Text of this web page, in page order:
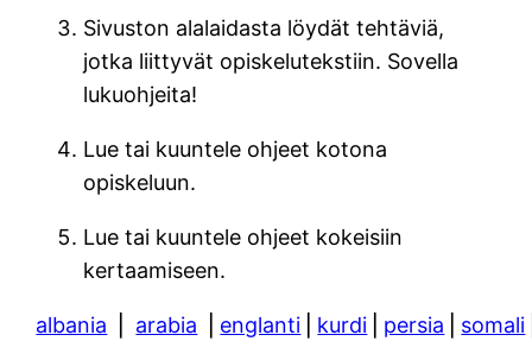
Sivuston alalaidasta löydät tehtäviä,
jotka liittyvät opiskelutekstiin. Sovella
lukuohjeita!
Lue tai kuuntele ohjeet kotona
opiskeluun.
Lue tai kuuntele ohjeet kokeisiin
kertaamiseen.
albania arabia englanti kurdi persia somali